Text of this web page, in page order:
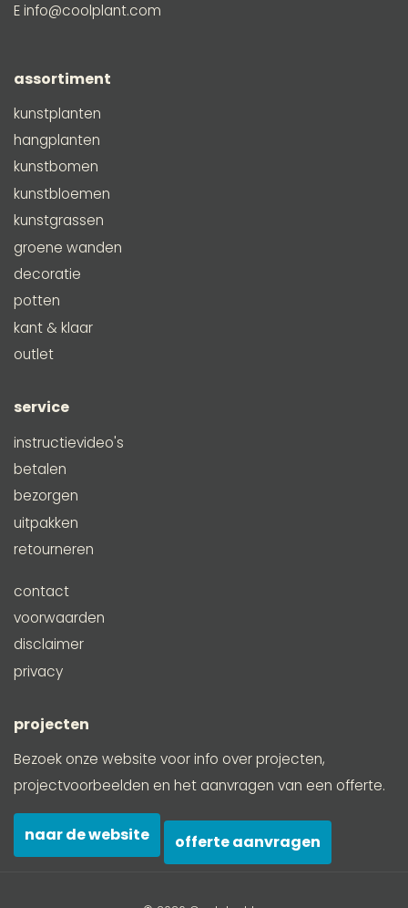
Einfo@coolplant.com
assortiment
kunstplanten
hangplanten
kunstbomen
kunstbloemen
kunstgrassen
groene wanden
decoratie
potten
kant & klaar
outlet
service
instructievideo's
betalen
bezorgen
uitpakken
retourneren
contact
voorwaarden
disclaimer
privacy
projecten
Bezoek onze website voor info over projecten,
projectvoorbeelden en het aanvragen van een offerte.
naar de website offerte aanvragen